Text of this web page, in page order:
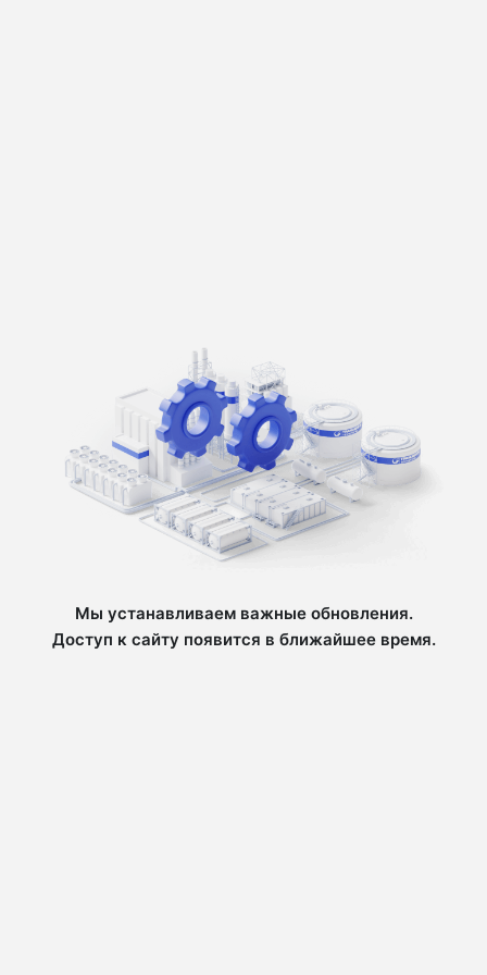
Мы устанавливаем важные обновления.
Доступ к сайту появится в ближайшее время.